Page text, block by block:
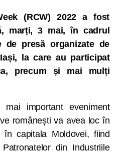
(RCW) 2022 a fost
marți, 3 mai, în cadrul
de presă organizate de
la care au participat
precum și mai mulți
important eveniment
românești va avea loc în
în capitala Moldovei, fiind
din Industriile